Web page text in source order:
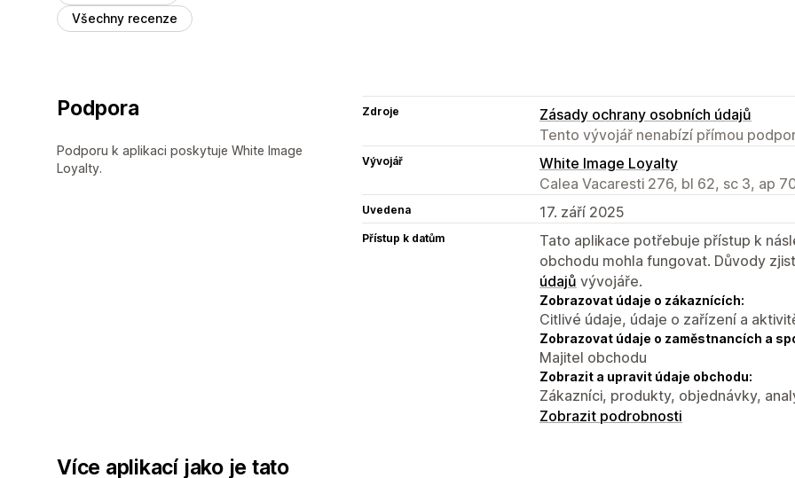
Všechny recenze
Podpora
Podporu k aplikaci poskytuje White Image
Loyalty.
Zdroje
Zásady ochrany osobních údajů
Tento vývojář nenabízí přímou
Vývojář
White Image Loyalty
Calea Vacaresti 276, bl 62, sc 3, ap
Uvedena 17. září 2025
Přístup k datům
Tato aplikace potřebuje přístup k
obchodu mohla fungovat. Důvody
údajů vývojáře.
Zobrazovat údaje o zákaznících:
Citlivé údaje, údaje o zařízení a
Zobrazovat údaje o zaměstnancích a
Majitel obchodu
Zobrazit a upravit údaje obchodu:
Zákazníci, produkty, objednávky,
Zobrazit podrobnosti
Více aplikací jako je tato